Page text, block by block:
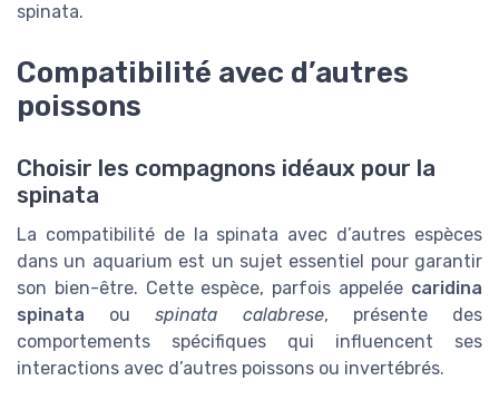
spinata.
Compatibilité avec d’autres
poissons
Choisir les compagnons idéaux pour la
spinata
La compatibilité de la spinata avec d’autres espèces
dans un aquarium est un sujet essentiel pour garantir
son bien-être. Cette espèce, parfois appelée caridina
spinata ouspinata calabrese, présente des
comportements spécifiques qui influencent ses
interactions avec d’autres poissons ou invertébrés.